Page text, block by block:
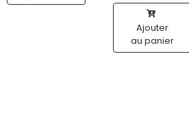
Ajouter
au panier